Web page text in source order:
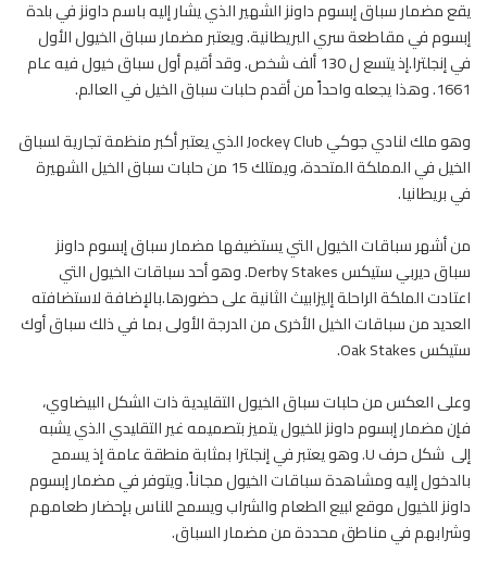
يقع مضمار سباق إبسوم داونز الشهير الذي يشار إليه باسم داونز في بلدة
إبسوم في مقاطعة سري البريطانية. ويعتبر مضمار سباق الخيول الأول
في إنجلترا.إذ يتسع ل 130 ألف شخص. وقد أقيم أول سباق خيول فيه عام
1661. وهذا يجعله واحداً من أقدم حلبات سباق الخيل في العالم.
وهو ملك لنادي جوكي Jockey Club الذي يعتبر أكبر منظمة تجارية لسباق
الخيل في المملكة المتحدة، ويمتلك 15 من حلبات سباق الخيل الشهيرة
في بريطانيا.
من أشهر سباقات الخيول التي يستضيفها مضمار سباق إبسوم داونز
سباق ديربي ستيكس Derby Stakes. وهو أحد سباقات الخيول التي
اعتادت الملكة الراحلة إليزابيث الثانية على حضورها.بالإضافة لاستضافته
العديد من سباقات الخيل الأخرى من الدرجة الأولى بما في ذلك سباق أوك
ستيكس Oak Stakes.
وعلى العكس من حلبات سباق الخيول التقليدية ذات الشكل البيضاوي،
فإن مضمار إبسوم داونز للخيول يتميز بتصميمه غير التقليدي الذي يشبه
إلى شكل حرف U. وهو يعتبر في إنجلترا بمثابة منطقة عامة إذ يسمح
بالدخول إليه ومشاهدة سباقات الخيول مجاناً. ويتوفر في مضمار إبسوم
داونز للخيول موقع لبيع الطعام والشراب ويسمح للناس بإحضار طعامهم
وشرابهم في مناطق محددة من مضمار السباق.